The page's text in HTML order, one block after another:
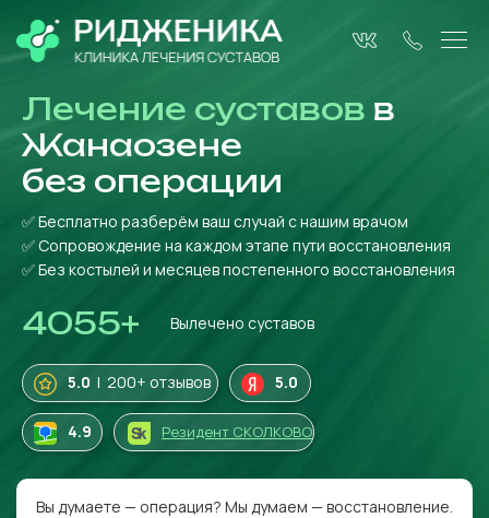
Лечение суставов в
Жанаозене
без операции
✅ Бесплатно разберём ваш случай с нашим врачом
✅ Сопровождение на каждом этапе пути восстановления
✅ Без костылей и месяцев постепенного восстановления
4055+ Вылечено суставов
5.0 | 200+ отзывов 5.0
4.9 Резидент СКОЛКОВО
Вы думаете — операция? Мы думаем — восстановление.